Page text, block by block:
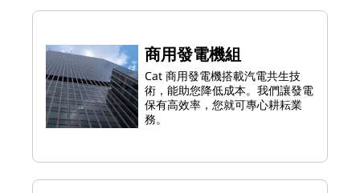
商用發電機組
Cat 商用發電機搭載汽電共生技
術，能助您降低成本。我們讓發電
保有高效率，您就可專心耕耘業
務。